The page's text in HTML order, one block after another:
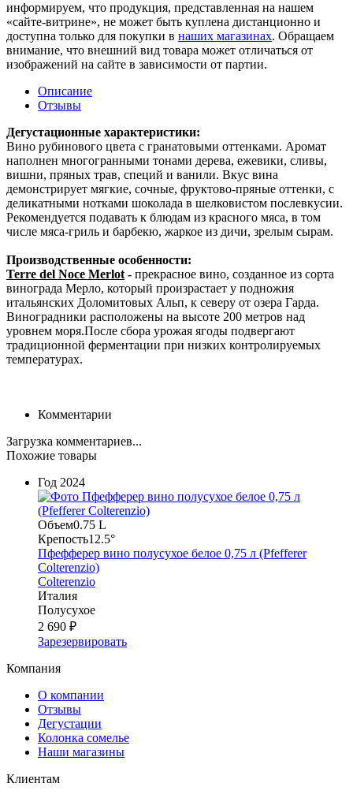
информируем, что продукция, представленная на нашем
«сайте-витрине», не может быть куплена дистанционно и
доступна только для покупки в наших магазинах. Обращаем
внимание, что внешний вид товара может отличаться от
изображений на сайте в зависимости от партии.
Описание
Отзывы
Дегустационные характеристики:
Вино рубинового цвета с гранатовыми оттенками. Аромат
наполнен многогранными тонами дерева, ежевики, сливы,
вишни, пряных трав, специй и ванили. Вкус вина
демонстрирует мягкие, сочные, фруктово-пряные оттенки, с
деликатными нотками шоколада в шелковистом послевкусии.
Рекомендуется подавать к блюдам из красного мяса, в том
числе мяса-гриль и барбекю, жаркое из дичи, зрелым сырам.
Производственные особенности:
Terre del Noce Merlot- прекрасное вино, созданное из сорта
винограда Мерло, который произрастает у подножия
итальянских Доломитовых Альп, к северу от озера Гарда.
Виноградники расположены на высоте 200 метров над
уровнем моря.После сбора урожая ягоды подвергают
традиционной ферментации при низких контролируемых
температурах.
Комментарии
Загрузка комментариев...
Похожие товары
Год 2024
Объем0.75 L
Крепость12.5°
Пфефферер вино полусухое белое 0,75 л (Pfefferer
Colterenzio)
Colterenzio
Италия
Полусухое
2 690 ₽
Зарезервировать
Компания
О компании
Отзывы
Дегустации
Колонка сомелье
Наши магазины
Клиентам